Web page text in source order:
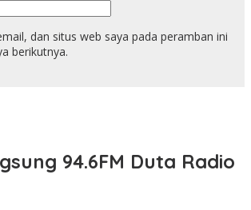
dan situs web saya pada peramban ini
berikutnya.
94.6FM Duta Radio